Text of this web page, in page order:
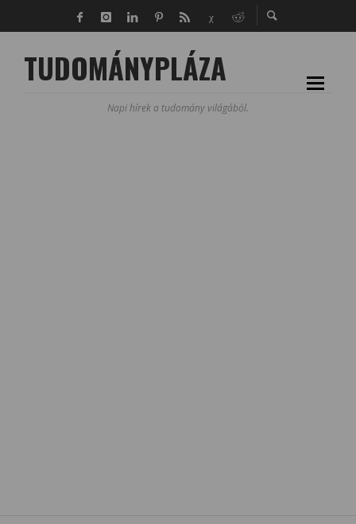
TUDOMÁNYPLÁZA
Napi hírek a tudomány világából.